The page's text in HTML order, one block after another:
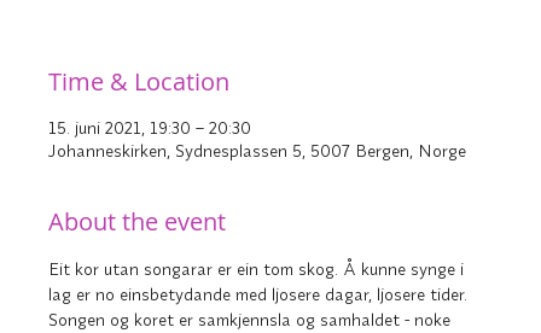
Time & Location
15. juni 2021, 19:30 – 20:30
Johanneskirken, Sydnesplassen 5, 5007 Bergen, Norge
About the event
Eit kor utan songarar er ein tom skog. Å kunne synge i
lag er no einsbetydande med ljosere dagar, ljosere tider.
Songen og koret er samkjennsla og samhaldet - noke